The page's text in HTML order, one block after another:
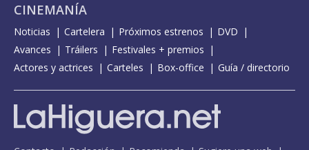
CINEMANÍA
Noticias Cartelera Próximos estrenos
DVD
Avances
Tráilers
Festivales + premios
Actores y actrices
Carteles Box-office Guía / directorio